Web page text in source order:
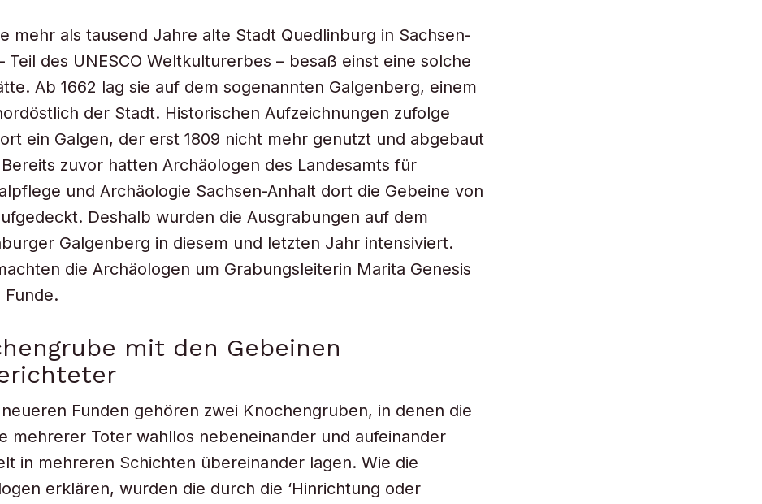
mehr als tausend Jahre alte Stadt Quedlinburg in Sachsen-
Teil des UNESCO Weltkulturerbes – besaß einst eine solche
Ab 1662 lag sie auf dem sogenannten Galgenberg, einem
der Stadt. Historischen Aufzeichnungen zufolge
ein Galgen, der erst 1809 nicht mehr genutzt und abgebaut
zuvor hatten Archäologen des Landesamts für
und Archäologie Sachsen-Anhalt dort die Gebeine von
Deshalb wurden die Ausgrabungen auf dem
Galgenberg in diesem und letzten Jahr intensiviert.
die Archäologen um Grabungsleiterin Marita Genesis
mit den Gebeinen
Funden gehören zwei Knochengruben, in denen die
mehrerer Toter wahllos nebeneinander und aufeinander
in mehreren Schichten übereinander lagen. Wie die
erklären, wurden die durch die ‘Hinrichtung oder